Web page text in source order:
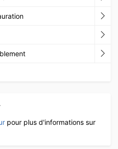
pour plus d'informations sur